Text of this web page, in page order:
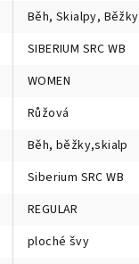
Běh, Skialpy, Běžky
SIBERIUM SRC WB
WOMEN
Růžová
Běh, běžky,skialp
Siberium SRC WB
REGULAR
ploché švy